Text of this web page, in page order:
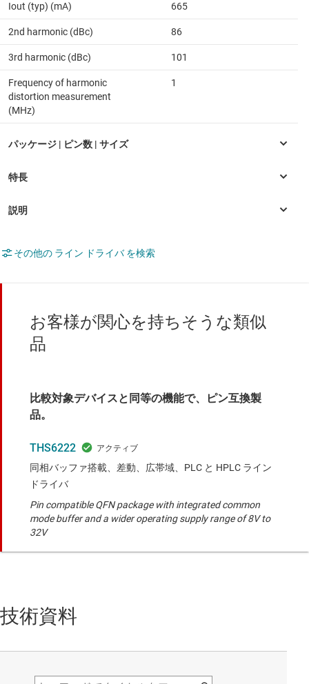
Iout (typ) (mA) 665
2nd harmonic (dBc) 86
3rd harmonic (dBc) 101
Frequency of harmonic
distortion measurement
(MHz)
1
その他の ライン ドライバ を検索
お客様が関心を持ちそうな類似
品
比較対象デバイスと同等の機能で、ピン互換製
品。
THS6222
同相バッファ搭載、差動、広帯域、PLC と HPLC ライン
ドライバ
Pin compatible QFN package with integrated common
mode buffer and a wider operating supply range of 8V to
32V
技術資料